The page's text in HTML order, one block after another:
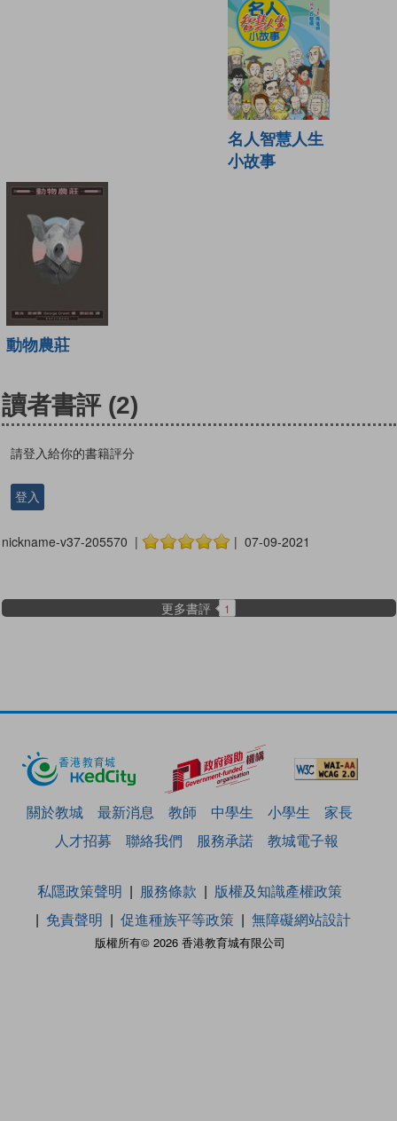
名人智慧人生
小故事
動物農莊
讀者書評 (2)
請登入給你的書籍評分
登入
nickname-v37-205570 | | 07-09-2021
更多書評 1
關於教城 最新消息 教師 中學生 小學生
家長
人才招募
聯絡我們 服務承諾 教城電子報
版權所有© 2026 香港教育城有限公司
私隱政策聲明 服務條款
版權及知識產權政策
免責聲明
促進種族平等政策 無障礙網站設計